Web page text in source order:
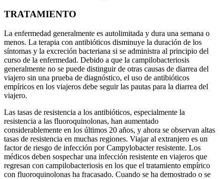
TRATAMIENTO
La enfermedad generalmente es autolimitada y dura una semana o
menos. La terapia con antibióticos disminuye la duración de los
síntomas y la excreción bacteriana si se administra al principio del
curso de la enfermedad. Debido a que la campilobacteriosis
generalmente no se puede distinguir de otras causas de diarrea del
viajero sin una prueba de diagnóstico, el uso de antibióticos
empíricos en los viajeros debe seguir las pautas para la diarrea del
viajero.
Las tasas de resistencia a los antibióticos, especialmente la
resistencia a las fluoroquinolonas, han aumentado
considerablemente en los últimos 20 años, y ahora se observan altas
tasas de resistencia en muchas regiones. Viajar al extranjero es un
factor de riesgo de infección por Campylobacter resistente. Los
médicos deben sospechar una infección resistente en viajeros que
regresan con campilobacteriosis en los que el tratamiento empírico
con fluoroquinolonas ha fracasado. Cuando se ha demostrado o se